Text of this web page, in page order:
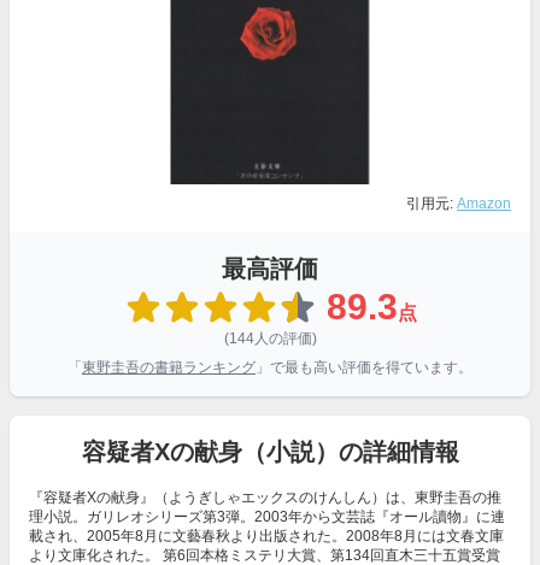
引用元: Amazon
最高評価
89.3点
(144人の評価)
「 東野圭吾の書籍ランキング 」で最も高い評価を得ています。
容疑者Xの献身（小説）の詳細情報
『容疑者Xの献身』（ようぎしゃエックスのけんしん）は、東野圭吾の推
理小説。ガリレオシリーズ第3弾。2003年から文芸誌『オール讀物』に連
載され、2005年8月に文藝春秋より出版された。2008年8月には文春文庫
より文庫化された。 第6回本格ミステリ大賞、第134回直木三十五賞受賞